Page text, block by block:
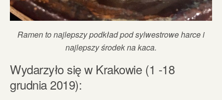
Ramen to najlepszy podkład pod sylwestrowe harce i
najlepszy środek na kaca.
Wydarzyło się w Krakowie (1 -18
grudnia 2019):